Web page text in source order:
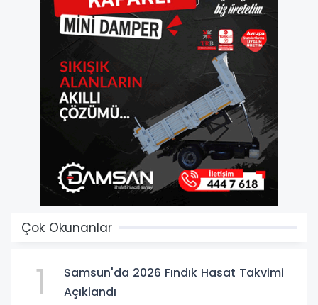
Çok Okunanlar
1
Samsun'da 2026 Fındık Hasat Takvimi
Açıklandı